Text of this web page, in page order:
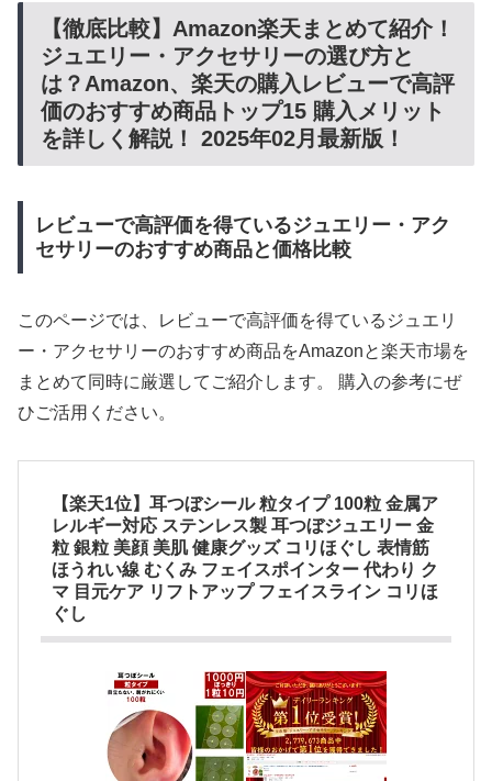
【徹底比較】Amazon楽天まとめて紹介！
ジュエリー・アクセサリーの選び方と
は？Amazon、楽天の購入レビューで高評
価のおすすめ商品トップ15 購入メリット
を詳しく解説！ 2025年02月最新版！
レビューで高評価を得ているジュエリー・アク
セサリーのおすすめ商品と価格比較
このページでは、レビューで高評価を得ているジュエリ
ー・アクセサリーのおすすめ商品をAmazonと楽天市場を
まとめて同時に厳選してご紹介します。 購入の参考にぜ
ひご活用ください。
【楽天1位】耳つぼシール 粒タイプ 100粒 金属ア
レルギー対応 ステンレス製 耳つぼジュエリー 金
粒 銀粒 美顔 美肌 健康グッズ コリほぐし 表情筋
ほうれい線 むくみ フェイスポインター 代わり ク
マ 目元ケア リフトアップ フェイスライン コリほ
ぐし